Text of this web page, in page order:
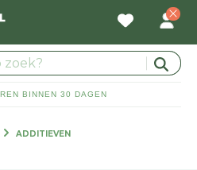
BINNEN 30 DAGEN
ADDITIEVEN